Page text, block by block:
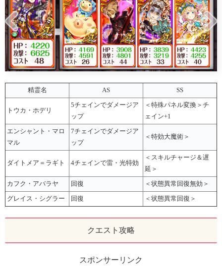
精霊名 AS SS
トウカ・ホデリ
5チェインでダメージア
ップ
＜特殊パネル変換＞チ
ェイン+1
エンシャント・マロ
マル
7チェインでダメージア
ップ
＜特効大魔術＞
ダイトメア＝ラギト 4チェインで雷・光特効
＜スキルチャージ＆遅
延＞
カフク・アバラヤ 回復 ＜状態異常回復無効＞
グレイス・シグラー 回復 ＜状態異常回復＞
クエスト攻略
スポンサーリンク